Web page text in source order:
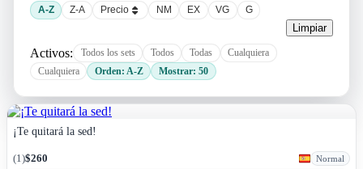
A-Z Z-A Precio NM EX VG G
Limpiar
Activos: Todos los sets Todos Todas
Cualquiera
Cualquiera
Orden: A-Z Mostrar: 50
¡Te quitará la sed!
(1)$260 Normal